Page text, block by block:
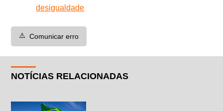
desigualdade
⚠️ Comunicar erro
NOTÍCIAS RELACIONADAS